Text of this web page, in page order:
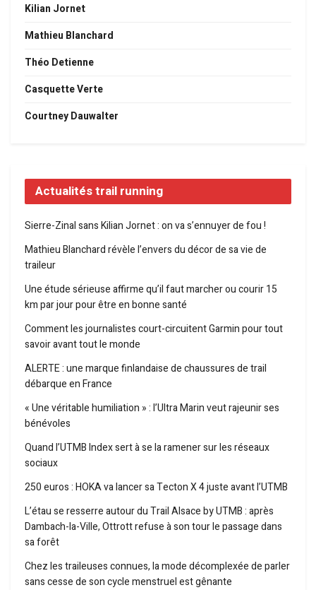
Kilian Jornet
Mathieu Blanchard
Théo Detienne
Casquette Verte
Courtney Dauwalter
Actualités trail running
Sierre-Zinal sans Kilian Jornet : on va s’ennuyer de fou !
Mathieu Blanchard révèle l’envers du décor de sa vie de
traileur
Une étude sérieuse affirme qu’il faut marcher ou courir 15
km par jour pour être en bonne santé
Comment les journalistes court-circuitent Garmin pour tout
savoir avant tout le monde
ALERTE : une marque finlandaise de chaussures de trail
débarque en France
« Une véritable humiliation » : l’Ultra Marin veut rajeunir ses
bénévoles
Quand l’UTMB Index sert à se la ramener sur les réseaux
sociaux
250 euros : HOKA va lancer sa Tecton X 4 juste avant l’UTMB
L’étau se resserre autour du Trail Alsace by UTMB : après
Dambach-la-Ville, Ottrott refuse à son tour le passage dans
sa forêt
Chez les traileuses connues, la mode décomplexée de parler
sans cesse de son cycle menstruel est gênante